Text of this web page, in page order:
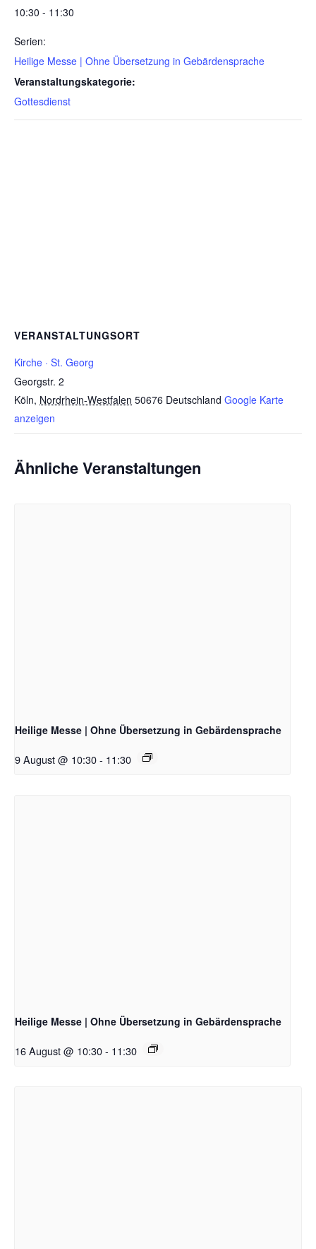
10:30 - 11:30
Serien:
Heilige Messe | Ohne Übersetzung in Gebärdensprache
Veranstaltungskategorie:
Gottesdienst
VERANSTALTUNGSORT
Kirche · St. Georg
Georgstr. 2
Köln, Nordrhein-Westfalen 50676 Deutschland Google Karte
anzeigen
Ähnliche Veranstaltungen
Heilige Messe | Ohne Übersetzung in Gebärdensprache
9 August @ 10:30- 11:30
Heilige Messe | Ohne Übersetzung in Gebärdensprache
16 August @ 10:30- 11:30